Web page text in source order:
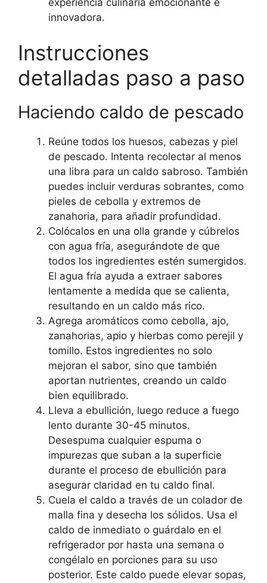
innovadora.
Instrucciones
detalladas paso a paso
Haciendo caldo de pescado
Reúne todos los huesos, cabezas y piel
de pescado. Intenta recolectar al menos
una libra para un caldo sabroso. También
puedes incluir verduras sobrantes, como
pieles de cebolla y extremos de
zanahoria, para añadir profundidad.
Colócalos en una olla grande y cúbrelos
con agua fría, asegurándote de que
todos los ingredientes estén sumergidos.
El agua fría ayuda a extraer sabores
lentamente a medida que se calienta,
resultando en un caldo más rico.
Agrega aromáticos como cebolla, ajo,
zanahorias, apio y hierbas como perejil y
tomillo. Estos ingredientes no solo
mejoran el sabor, sino que también
aportan nutrientes, creando un caldo
bien equilibrado.
Lleva a ebullición, luego reduce a fuego
lento durante 30-45 minutos.
Desespuma cualquier espuma o
impurezas que suban a la superficie
durante el proceso de ebullición para
asegurar claridad en tu caldo final.
Cuela el caldo a través de un colador de
malla fina y desecha los sólidos. Usa el
caldo de inmediato o guárdalo en el
refrigerador por hasta una semana o
congélalo en porciones para su uso
posterior. Este caldo puede elevar sopas,